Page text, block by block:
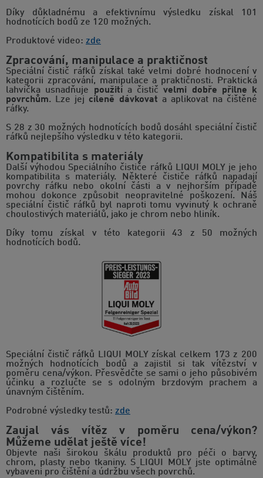
Díky důkladnému a efektivnímu výsledku získal 101
hodnotících bodů ze 120 možných.
Produktové video: zde
Zpracování, manipulace a praktičnost
Speciální čistič ráfků získal také velmi dobré hodnocení v
kategorii zpracování, manipulace a praktičnosti. Praktická
lahvička usnadňuje použitía čističvelmi dobře přilne k
povrchům. Lze jej cíleně dávkovat a aplikovat na čištěné
ráfky.
S 28 z 30 možných hodnotících bodů dosáhl speciální čistič
ráfků nejlepšího výsledku v této kategorii.
Kompatibilita s materiály
Další výhodou Speciálního čističe ráfků LIQUI MOLY je jeho
kompatibilita s materiály. Některé čističe ráfků napadají
povrchy ráfku nebo okolní části a v nejhorším případě
mohou dokonce způsobit neopravitelné poškození. Náš
speciální čistič ráfků byl naproti tomu vyvinutý k ochraně
choulostivých materiálů, jako je chrom nebo hliník.
Díky tomu získal v této kategorii 43 z 50 možných
hodnotících bodů.
Speciální čistič ráfků LIQUI MOLY získal celkem 173 z 200
možných hodnotících bodů a zajistil si tak vítězství v
poměru cena/výkon. Přesvědčte se sami o jeho působivém
účinku a rozlučte se s odolným brzdovým prachem a
únavným čištěním.
Podrobné výsledky testů: zde
Zaujal vás vítěz v poměru cena/výkon?
Můžeme udělat ještě více!
Objevte naši širokou škálu produktů pro péči o barvy,
chrom, plasty nebo tkaniny. S LIQUI MOLY jste optimálně
vybaveni pro čištění a údržbu všech povrchů.